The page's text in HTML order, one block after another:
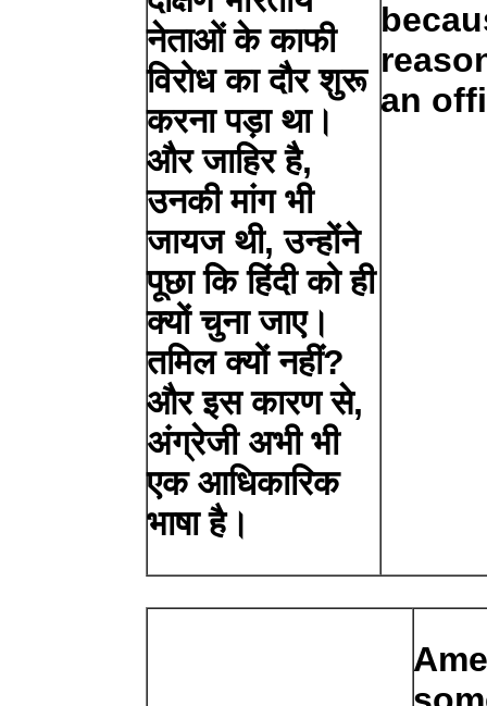
नेताओं के काफी
विरोध का दौर शुरू
करना पड़ा था।
और जाहिर है,
उनकी मांग भी
जायज थी, उन्होंने
पूछा कि हिंदी को ही
क्यों चुना जाए।
तमिल क्यों नहीं?
और इस कारण से,
अंग्रेजी अभी भी
एक आधिकारिक
भाषा है।
an